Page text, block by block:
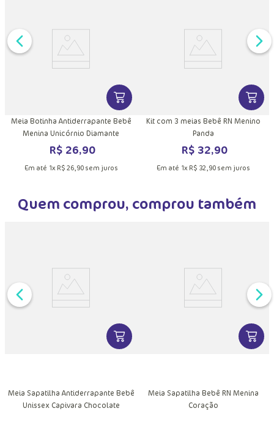
INFORMAÇÕES DO PRODUTOVER MAIS INFORMAÇÕES DO
Meia Botinha Antiderrapante Bebê
Menina Unicórnio Diamante
R$ 26,90
Em até 1x R$ 26,90sem juros
VER
Kit com 3 meias Bebê RN Menino
Panda
R$ 32,90
Em até 1x R$ 32,90sem juros
Quem comprou, comprou também
INFORMAÇÕES DO PRODUTO
VER MAIS INFORMAÇÕES DO
Meia Sapatilha Antiderrapante Bebê
Unissex Capivara Chocolate
VER
Meia Sapatilha Bebê RN Menina
Coração